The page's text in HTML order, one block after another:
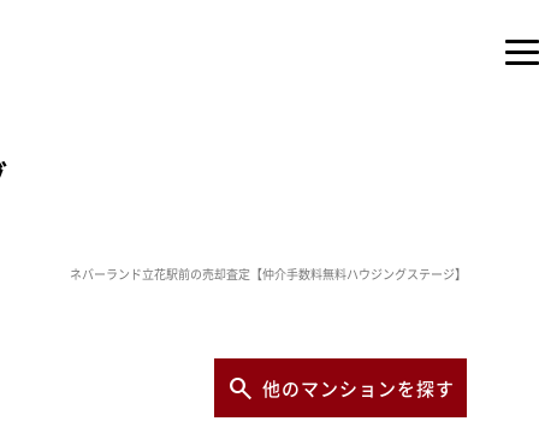
ネバーランド立花駅前の売却査定【仲介手数料無料ハウジングステージ】
他のマンションを探す